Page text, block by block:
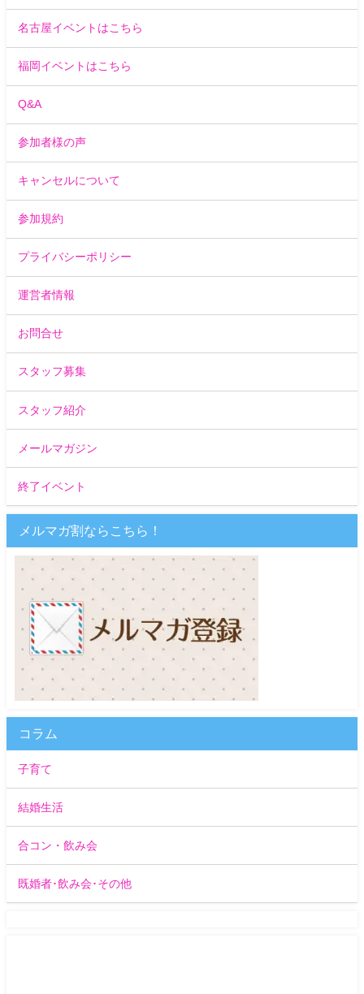
名古屋イベントはこちら
福岡イベントはこちら
Q&A
参加者様の声
キャンセルについて
参加規約
プライバシーポリシー
運営者情報
お問合せ
スタッフ募集
スタッフ紹介
メールマガジン
終了イベント
メルマガ割ならこちら！
コラム
子育て
結婚生活
合コン・飲み会
既婚者･飲み会･その他